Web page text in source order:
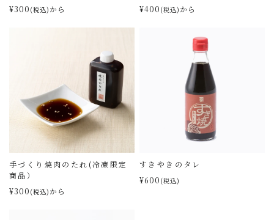
¥300 (税込) から
¥400 (税込) から
手づくり焼肉のたれ(冷凍限定
商品）
¥300 (税込) から
すきやきのタレ
¥600 (税込)